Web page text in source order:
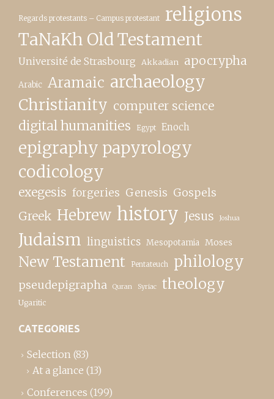
Regards protestants – Campus protestant religions
TaNaKh Old Testament
Université de Strasbourg Akkadian apocrypha
Arabic Aramaic archaeology
Christianity computer science
digital humanities Egypt Enoch
epigraphy papyrology
codicology
exegesis forgeries Genesis Gospels
Greek Hebrew history Jesus Joshua
Judaism linguistics Mesopotamia Moses
New Testament Pentateuch philology
pseudepigrapha Quran Syriac theology
Ugaritic
CATEGORIES
Selection (83)
At a glance (13)
Conferences (199)